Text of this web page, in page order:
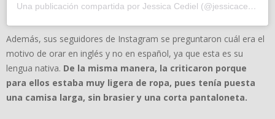
Una publicación compartida por Jessica Cediel (@jessicacedielnet)
Además, sus seguidores de Instagram se preguntaron cuál era el
motivo de orar en inglés y no en español, ya que esta es su
lengua nativa. De la misma manera, la criticaron porque
para ellos estaba muy ligera de ropa, pues tenía puesta
una camisa larga, sin brasier y una corta pantaloneta.